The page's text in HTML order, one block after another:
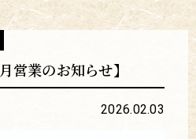
営業のお知らせ】
2026.02.03